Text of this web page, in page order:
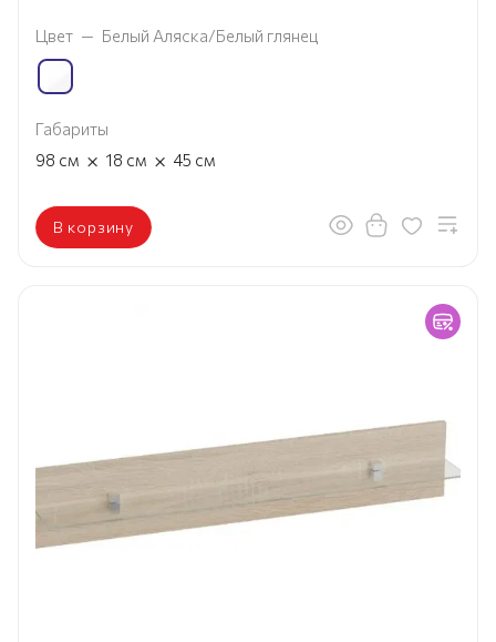
Цвет — Белый Аляска/Белый глянец
Габариты
98 см × 18 см × 45 см
В корзину